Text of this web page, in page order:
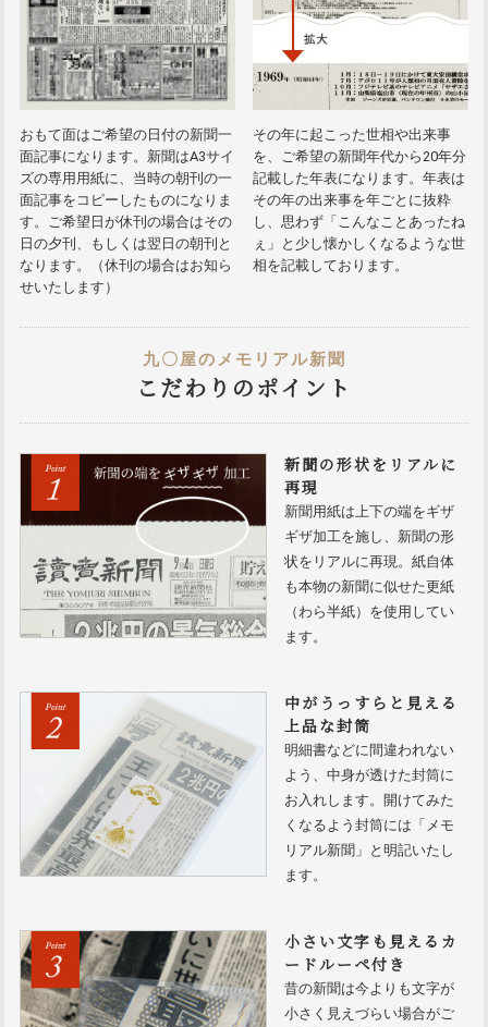
おもて面はご希望の日付の新聞一
面記事になります。新聞はA3サイ
ズの専用用紙に、当時の朝刊の一
面記事をコピーしたものになりま
す。ご希望日が休刊の場合はその
日の夕刊、もしくは翌日の朝刊と
なります。（休刊の場合はお知ら
せいたします）
その年に起こった世相や出来事
を、ご希望の新聞年代から20年分
記載した年表になります。年表は
その年の出来事を年ごとに抜粋
し、思わず「こんなことあったね
ぇ」と少し懐かしくなるような世
相を記載しております。
九〇屋のメモリアル新聞
こだわりのポイント
新聞の形状をリアルに
再現
新聞用紙は上下の端をギザ
ギザ加工を施し、新聞の形
状をリアルに再現。紙自体
も本物の新聞に似せた更紙
（わら半紙）を使用してい
ます。
中がうっすらと見える
上品な封筒
明細書などに間違われない
よう、中身が透けた封筒に
お入れします。開けてみた
くなるよう封筒には「メモ
リアル新聞」と明記いたし
ます。
小さい文字も見えるカ
ードルーペ付き
昔の新聞は今よりも文字が
小さく見えづらい場合がご